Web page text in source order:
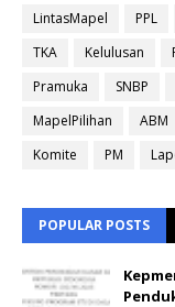
LintasMapel
PPL
TKA
Kelulusan
Pramuka
SNBP
MapelPilihan
ABM
Komite
PM
POPULAR POSTS